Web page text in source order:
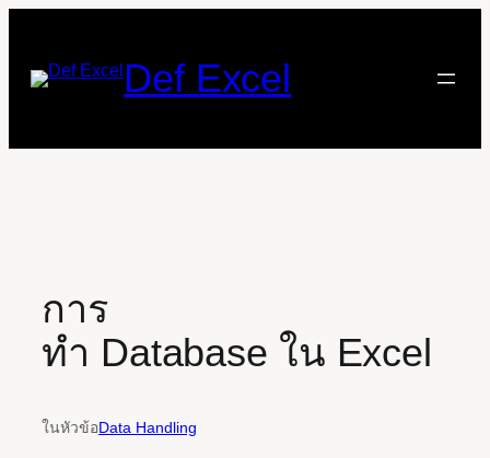
Def Excel
การ
ทำ Database ใน Excel
ในหัวข้อData Handling